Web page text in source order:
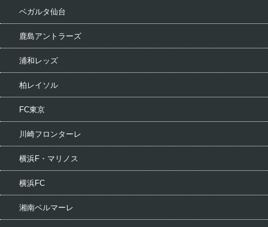
ベガルタ仙台
鹿島アントラーズ
浦和レッズ
柏レイソル
FC東京
川崎フロンターレ
横浜F・マリノス
横浜FC
湘南ベルマーレ